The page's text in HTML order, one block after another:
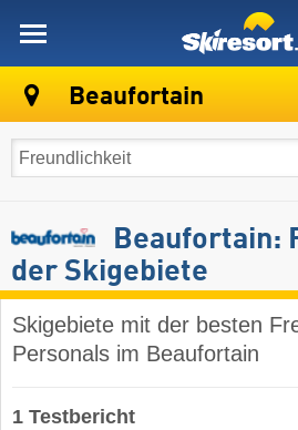
Beaufortain
Beaufortain:
der Skigebiete
Skigebiete mit der besten
Personals im Beaufortain
1 Testbericht